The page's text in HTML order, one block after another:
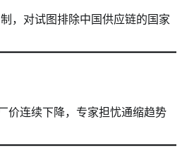
，对试图排除中国供应链的国家
价连续下降，专家担忧通缩趋势